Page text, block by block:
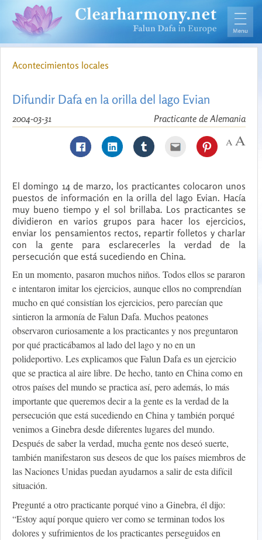
Acontecimientos locales
Difundir Dafa en la orilla del lago Evian
Practicante de Alemania
2004-03-31
El domingo 14 de marzo, los practicantes colocaron unos
puestos de información en la orilla del lago Evian. Hacía
muy bueno tiempo y el sol brillaba. Los practicantes se
dividieron en varios grupos para hacer los ejercicios,
enviar los pensamientos rectos, repartir folletos y charlar
con la gente para esclarecerles la verdad de la
persecución que está sucediendo en China.
En un momento, pasaron muchos niños. Todos ellos se pararon
e intentaron imitar los ejercicios, aunque ellos no comprendían
mucho en qué consistían los ejercicios, pero parecían que
sintieron la armonía de Falun Dafa. Muchos peatones
observaron curiosamente a los practicantes y nos preguntaron
por qué practicábamos al lado del lago y no en un
polideportivo. Les explicamos que Falun Dafa es un ejercicio
que se practica al aire libre. De hecho, tanto en China como en
otros países del mundo se practica así, pero además, lo más
importante que queremos decir a la gente es la verdad de la
persecución que está sucediendo en China y también porqué
venimos a Ginebra desde diferentes lugares del mundo.
Después de saber la verdad, mucha gente nos deseó suerte,
también manifestaron sus deseos de que los países miembros de
las Naciones Unidas puedan ayudarnos a salir de esta difícil
situación.
Pregunté a otro practicante porqué vino a Ginebra, él dijo:
“Estoy aquí porque quiero ver como se terminan todos los
dolores y sufrimientos de los practicantes perseguidos en